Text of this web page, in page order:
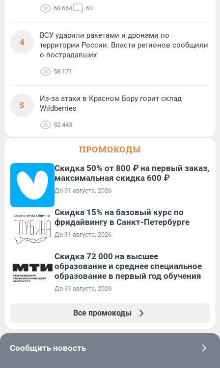
60 664 60
4
ВСУ ударили ракетами и дронами по
территории России. Власти регионов сообщили
о пострадавших
58 171
5
Из-за атаки в Красном Бору горит склад
Wildberries
52 443
ПРОМОКОДЫ
Скидка 50% от 800 ₽ на первый заказ,
максимальная скидка 600 ₽
До 31 августа, 2026
Скидка 15% на базовый курс по
фридайвингу в Санкт-Петербурге
До 31 августа, 2026
Скидка 72 000 на высшее
образование и среднее специальное
образование в первый год обучения
До 31 августа, 2026
Все промокоды
Сообщить новость